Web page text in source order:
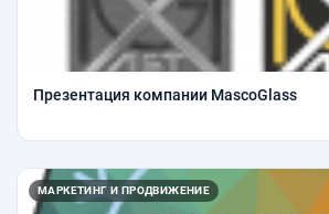
Презентация компании MascoGlass
МАРКЕТИНГ И ПРОДВИЖЕНИЕ